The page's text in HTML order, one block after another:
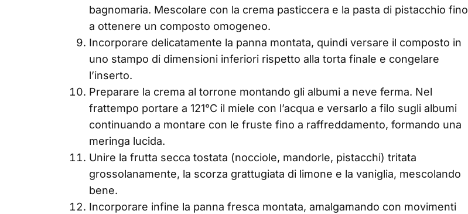
bagnomaria. Mescolare con la crema pasticcera e la pasta di pistacchio fino
a ottenere un composto omogeneo.
Incorporare delicatamente la panna montata, quindi versare il composto in
uno stampo di dimensioni inferiori rispetto alla torta finale e congelare
l’inserto.
Preparare la crema al torrone montando gli albumi a neve ferma. Nel
frattempo portare a 121°C il miele con l’acqua e versarlo a filo sugli albumi
continuando a montare con le fruste fino a raffreddamento, formando una
meringa lucida.
Unire la frutta secca tostata (nocciole, mandorle, pistacchi) tritata
grossolanamente, la scorza grattugiata di limone e la vaniglia, mescolando
bene.
Incorporare infine la panna fresca montata, amalgamando con movimenti